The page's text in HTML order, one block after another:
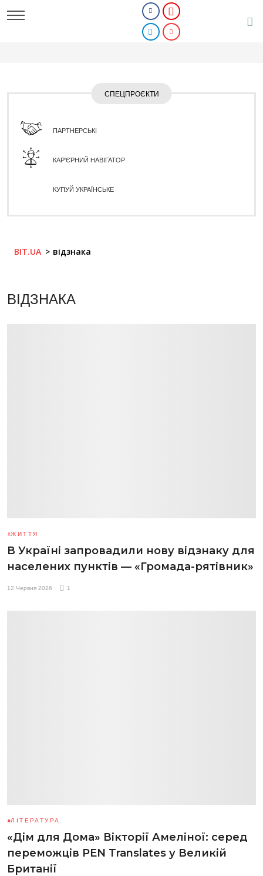
СПЕЦПРОЄКТИ
ПАРТНЕРСЬКІ
КАР'ЄРНИЙ НАВІГАТОР
КУПУЙ УКРАЇНСЬКЕ
BIT.UA відзнака
ВІДЗНАКА
ЖИТТЯ
В Україні запровадили нову відзнаку для
населених пунктів — «Громада-рятівник»
12 Червня 2026 1
ЛІТЕРАТУРА
«Дім для Дома» Вікторії Амеліної: серед
переможців PEN Translates у Великій
Британії